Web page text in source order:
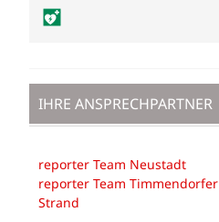
IHRE ANSPRECHPARTNER
reporter Team Neustadt
reporter Team Timmendorfer
Strand